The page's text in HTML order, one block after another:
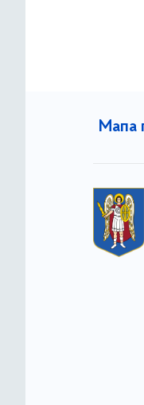
Мапа